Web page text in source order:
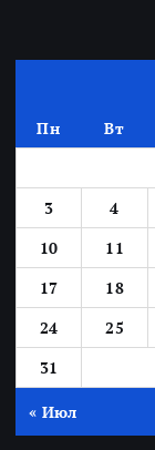
Пн Вт
3
4
10
11
17
18
24
25
31
« Июл